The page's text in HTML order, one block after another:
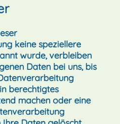
keine speziellere
wurde, verbleiben
Daten bei uns, bis
berechtigtes
machen oder eine